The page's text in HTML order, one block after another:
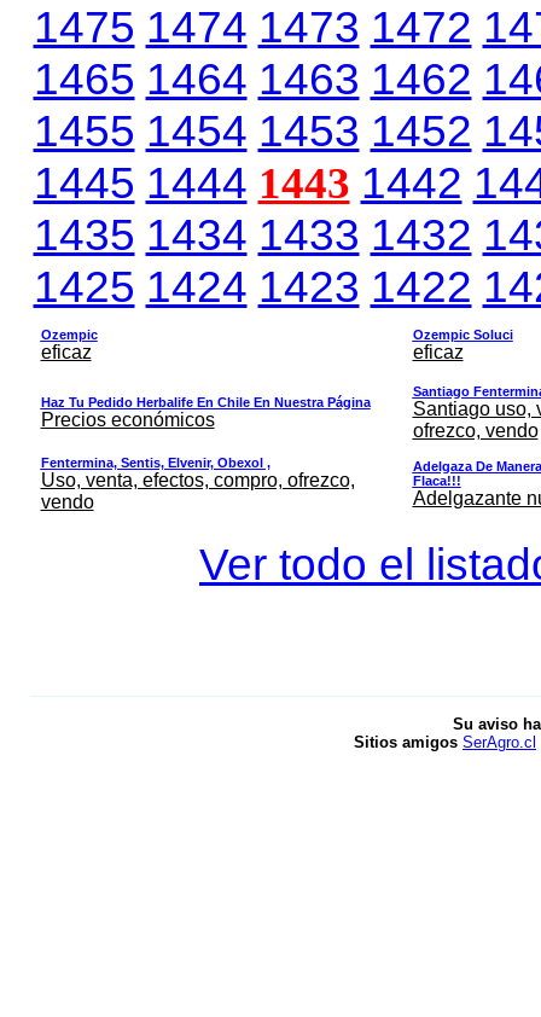
1475 1474 1473 1472
1465 1464 1463 1462
1455 1454 1453 1452
1445 1444 1443 1442
1435 1434 1433 1432
1425 1424 1423 1422
Ozempic
eficaz
Ozempic Soluci
eficaz
Haz Tu Pedido Herbalife En Chile En Nuestra Página
Precios económicos
Santiago
Santiago uso,
ofrezco, vendo
Fentermina, Sentis, Elvenir, Obexol ,
Uso, venta, efectos, compro, ofrezco,
vendo
Adelgaza De
Flaca!!!
Adelgazante
Ver todo el
Su aviso
Sitios amigos SerAgro.cl